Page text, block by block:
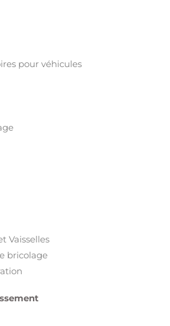
pour véhicules
Vaisselles
bricolage